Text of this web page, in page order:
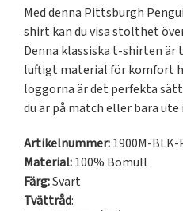
Med denna Pittsburgh
shirt kan du visa stolthet
Denna klassiska t-shirten
luftigt material för komfort
loggorna är det perfekta
du är på match eller bara ute
Artikelnummer:1900M-BLK-
Material:100% Bomull
Färg:Svart
Tvättråd: